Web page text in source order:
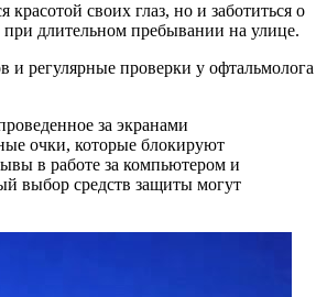
своих глаз, но и заботиться о
длительном пребывании на улице.
и регулярные проверки у офтальмолога
за экранами
очки, которые блокируют
в работе за компьютером и
выбор средств защиты могут